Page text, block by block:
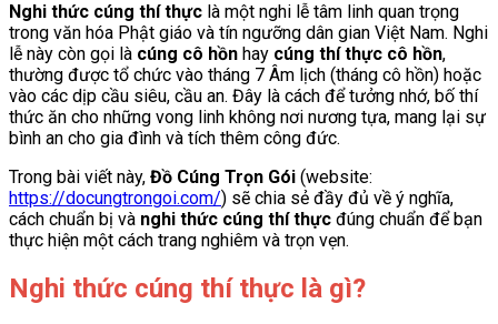
Nghi thức cúng thí thực là một nghi lễ tâm linh quan trọng
trong văn hóa Phật giáo và tín ngưỡng dân gian Việt Nam. Nghi
lễ này còn gọi là cúng cô hồn hay cúng thí thực cô hồn,
thường được tổ chức vào tháng 7 Âm lịch (tháng cô hồn) hoặc
vào các dịp cầu siêu, cầu an. Đây là cách để tưởng nhớ, bố thí
thức ăn cho những vong linh không nơi nương tựa, mang lại sự
bình an cho gia đình và tích thêm công đức.
Trong bài viết này, Đồ Cúng Trọn Gói (website:
https://docungtrongoi.com/) sẽ chia sẻ đầy đủ về ý nghĩa,
cách chuẩn bị và nghi thức cúng thí thực đúng chuẩn để bạn
thực hiện một cách trang nghiêm và trọn vẹn.
Nghi thức cúng thí thực là gì?